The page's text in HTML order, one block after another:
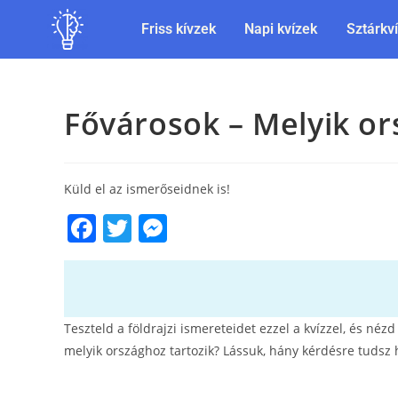
Friss kívzek Napi kvízek
Fővárosok – Melyik
Küld el az ismerőseidnek is!
F
a
e
b
T
w
er
e
e
n
Teszteld a földrajzi ismereteidet ezzel a kvízzel, és
melyik országhoz tartozik? Lássuk, hány kérdésre tudsz